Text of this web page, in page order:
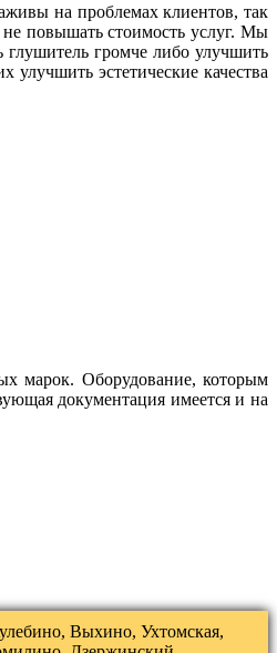
на проблемах клиентов, так
повышать стоимость услуг. Мы
глушитель громче либо улучшить
эстетические качества
марок. Оборудование, которым
документация имеется и на
Выхино, Ухтомская,